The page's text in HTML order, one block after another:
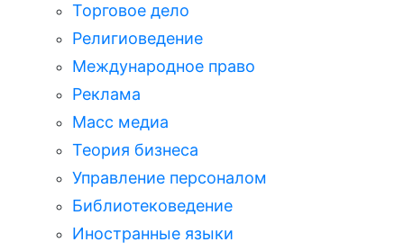
Торговое дело
Религиоведение
Международное право
Реклама
Масс медиа
Теория бизнеса
Управление персоналом
Библиотековедение
Иностранные языки